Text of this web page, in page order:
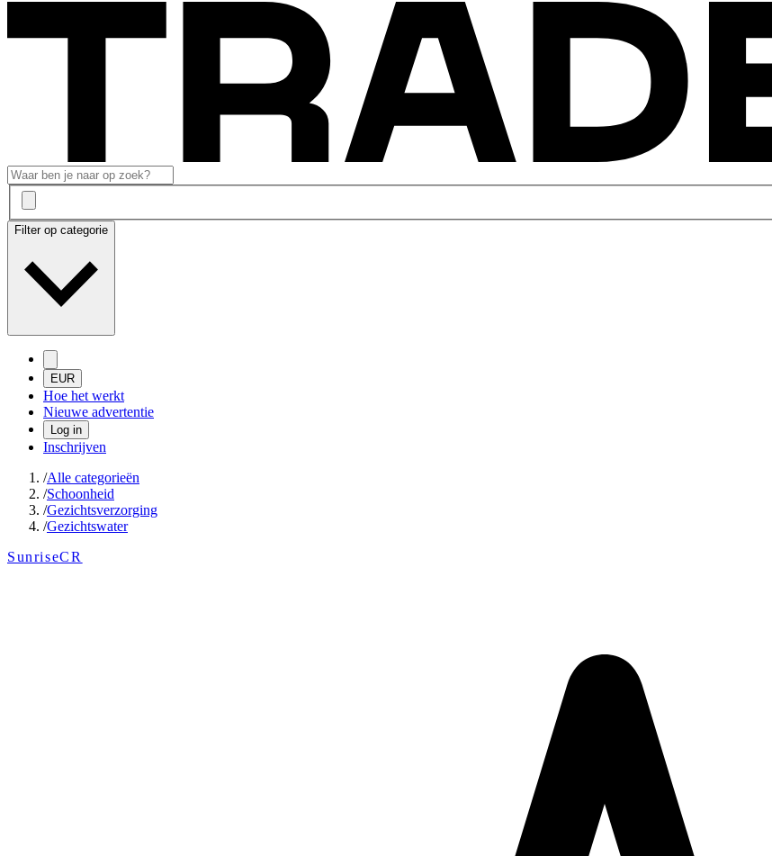
Filter op categorie
EUR
Hoe het werkt
Nieuwe advertentie
Log in
Inschrijven
/Alle categorieën
/Schoonheid
/Gezichtsverzorging
/Gezichtswater
SunriseCR